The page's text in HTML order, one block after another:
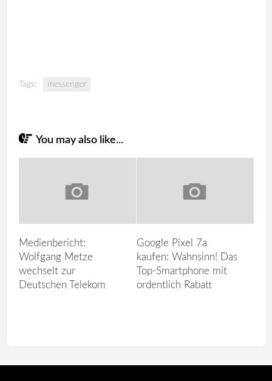
Tags: messenger
You may also like...
Medienbericht:
Wolfgang Metze
wechselt zur
Deutschen Telekom
Google Pixel 7a
kaufen: Wahnsinn! Das
Top-Smartphone mit
ordentlich Rabatt